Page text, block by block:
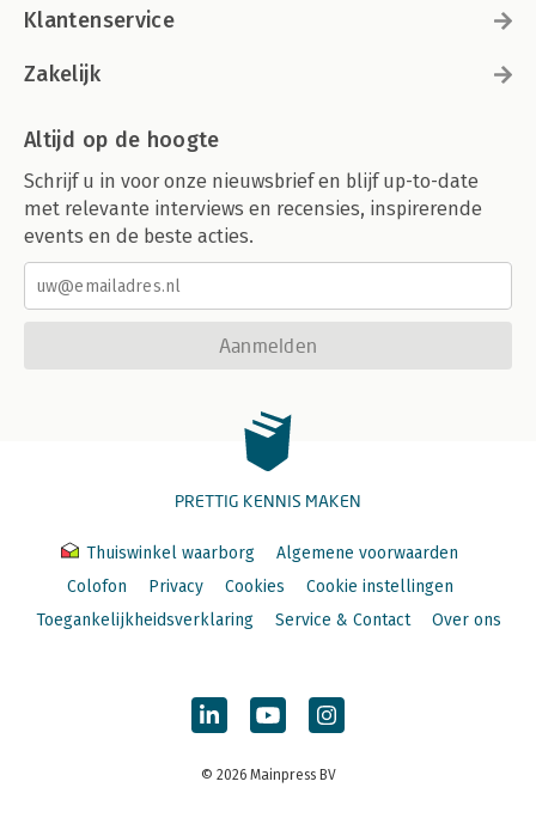
Klantenservice
Zakelijk
Altijd op de hoogte
Schrijf u in voor onze nieuwsbrief en blijf up-to-date
met relevante interviews en recensies, inspirerende
events en de beste acties.
Aanmelden
PRETTIG KENNIS MAKEN
Thuiswinkel waarborg
Algemene voorwaarden
Colofon
Privacy Cookies
Cookie instellingen
Toegankelijkheidsverklaring
Service & Contact Over ons
© 2026 Mainpress BV